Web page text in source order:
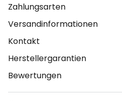
Zahlungsarten
Versandinformationen
Kontakt
Herstellergarantien
Bewertungen